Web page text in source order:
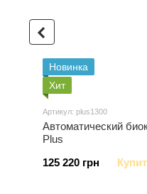
Новинка
Хит
Артикул: plus1300
Автоматический
Plus
125 220 грн